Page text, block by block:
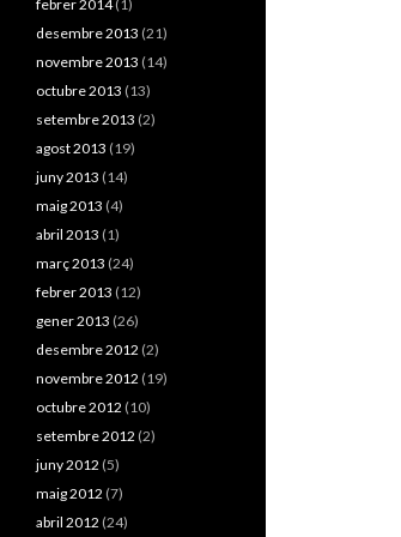
febrer 2014(1)
desembre 2013 (21)
novembre 2013 (14)
octubre 2013 (13)
setembre 2013 (2)
agost 2013 (19)
juny 2013 (14)
maig 2013 (4)
abril 2013 (1)
març 2013 (24)
febrer 2013 (12)
gener 2013 (26)
desembre 2012 (2)
novembre 2012 (19)
octubre 2012 (10)
setembre 2012 (2)
juny 2012 (5)
maig 2012 (7)
abril 2012 (24)